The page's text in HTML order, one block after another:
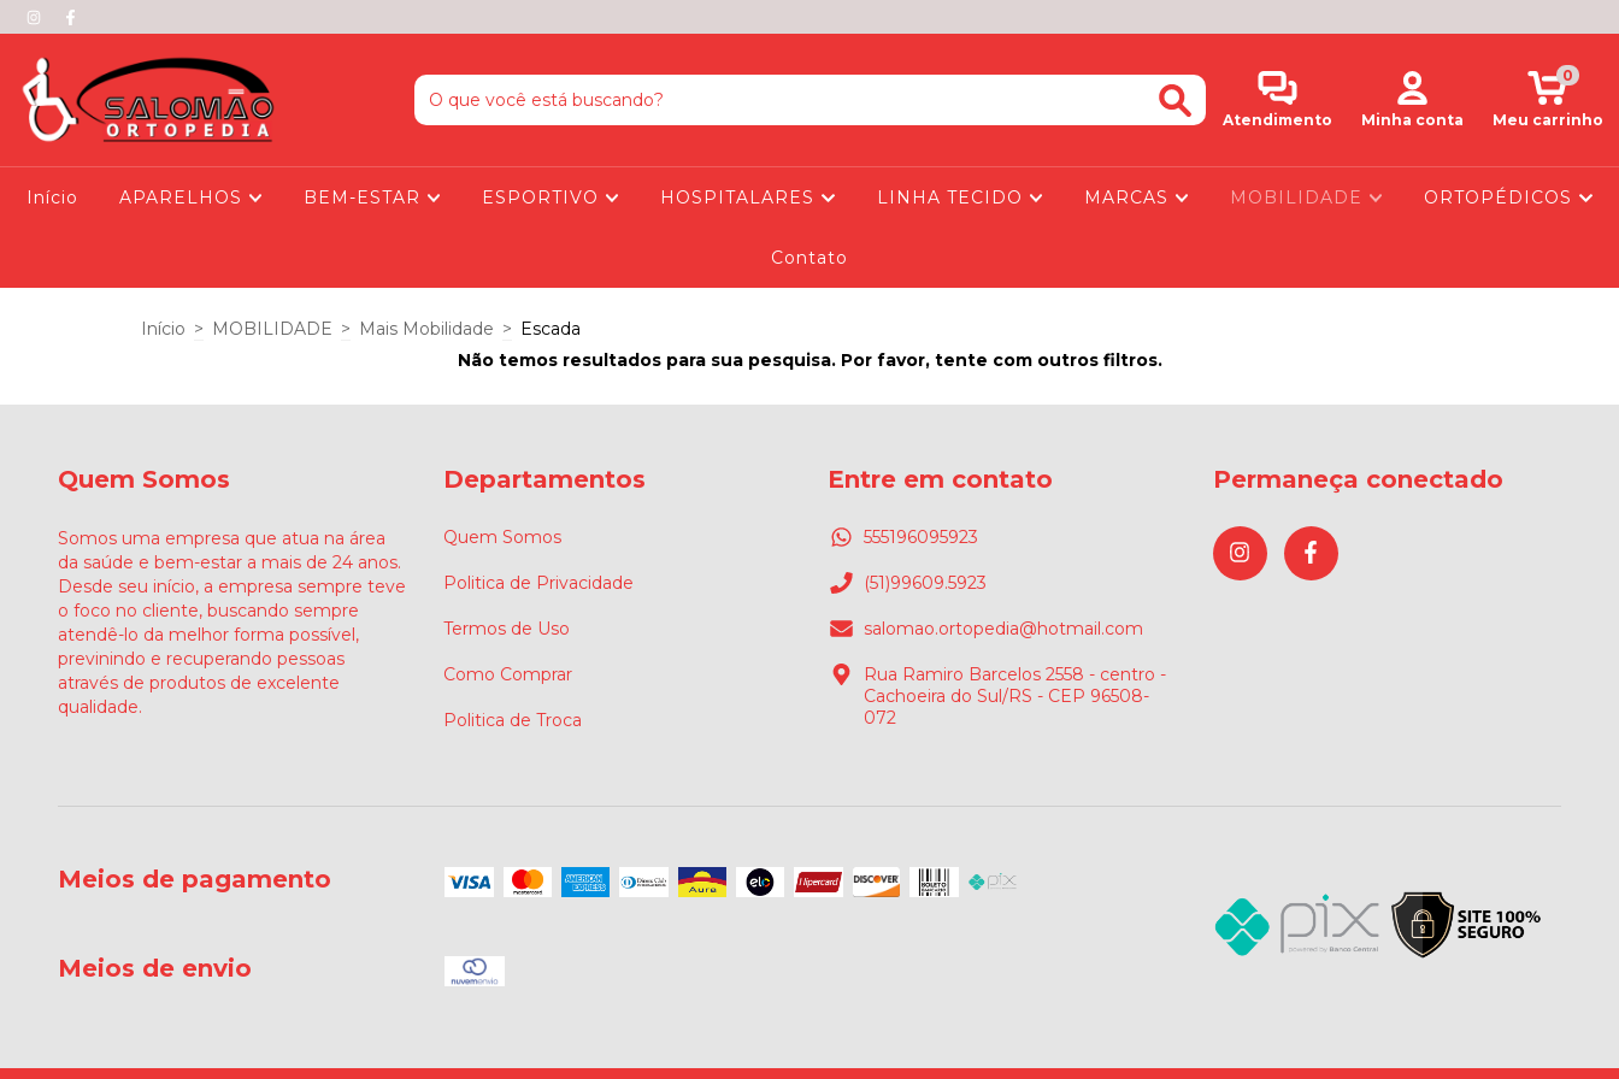
Atendimento Minha conta Meu carrinho
0
Início APARELHOS BEM-ESTAR ESPORTIVO HOSPITALARES LINHA TECIDO MARCAS MOBILIDADE ORTOPÉDICOS
Contato
Início > MOBILIDADE > Mais Mobilidade > Escada
Não temos resultados para sua pesquisa. Por favor, tente com outros filtros.
Quem Somos
Somos uma empresa que atua na área
da saúde e bem-estar a mais de 24 anos.
Desde seu início, a empresa sempre teve
o foco no cliente, buscando sempre
atendê-lo da melhor forma possível,
previnindo e recuperando pessoas
através de produtos de excelente
qualidade.
Departamentos
Quem Somos
Politica de Privacidade
Termos de Uso
Como Comprar
Politica de Troca
Entre em contato
555196095923
(51)99609.5923
salomao.ortopedia@hotmail.com
Rua Ramiro Barcelos 2558 - centro -
Cachoeira do Sul/RS - CEP 96508-
072
Permaneça conectado
Meios de pagamento
Meios de envio